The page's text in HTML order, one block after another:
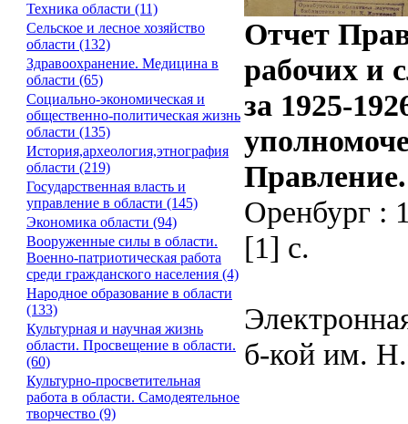
Техника области (11)
Сельское и лесное хозяйство
области (132)
Здравоохранение. Медицина в
области (65)
Социально-экономическая и
общественно-политическая жизнь
области (135)
История,археология,этнография
области (219)
Государственная власть и
управление в области (145)
Экономика области (94)
Вооруженные силы в области.
Военно-патриотическая работа
среди гражданского населения (4)
Народное образование в области
(133)
Культурная и научная жизнь
области. Просвещение в области.
(60)
Культурно-просветительная
работа в области. Самодеятельное
творчество (9)
Отчет
рабочих и
за 1925-
Правление.
Оренбург :
[1] с.
б-кой им.